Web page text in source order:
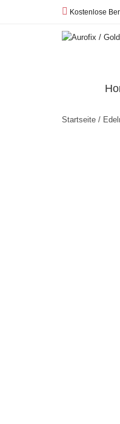
Telefon:
Kostenlose
Startseite /